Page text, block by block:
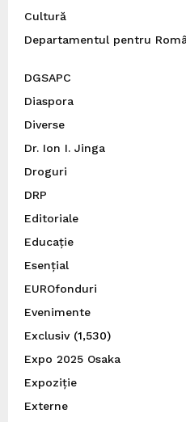
Cultură
Departamentul pentru
DGSAPC
Diaspora
Diverse
Dr. Ion I. Jinga
Droguri
DRP
Editoriale
Educație
Esențial
EUROfonduri
Evenimente
Exclusiv(1,530)
Expo 2025 Osaka
Expoziție
Externe